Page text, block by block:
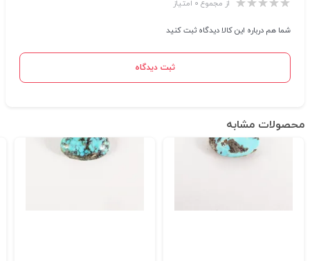
از مجموع ۰ امتیاز
شما هم درباره این کالا دیدگاه ثبت کنید
ثبت دیدگاه
محصولات مشابه